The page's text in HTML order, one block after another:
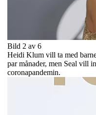
Bild 2 av 6
Heidi Klum vill ta med
par månader, men Seal vill
coronapandemin.